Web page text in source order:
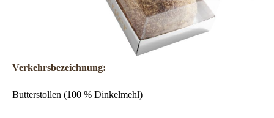
Verkehrsbezeichnung:
Butterstollen (100 % Dinkelmehl)